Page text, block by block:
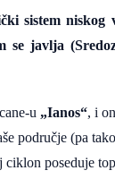
sistem
javlja
u „Ianos“, i
područje (pa
poseduje